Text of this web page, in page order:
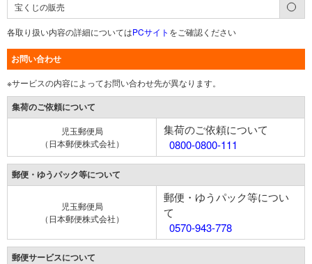
宝くじの販売
各取り扱い内容の詳細についてはPCサイト をご確認ください
お問い合わせ
※サービスの内容によってお問い合わせ先が異なります。
集荷のご依頼について
児玉郵便局
（日本郵便株式会社）
集荷のご依頼について
0800-0800-111
郵便・ゆうパック等について
児玉郵便局
（日本郵便株式会社）
郵便・ゆうパック等につい
て
0570-943-778
郵便サービスについて